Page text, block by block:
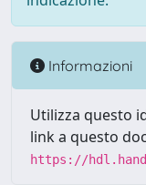
Informazioni
Utilizza questo
link a questo
https://